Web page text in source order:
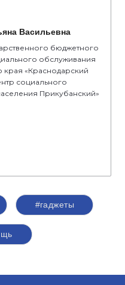
Васильевна
бюджетного
обслуживания
края «Краснодарский
социального
Прикубанский»
#гаджеты